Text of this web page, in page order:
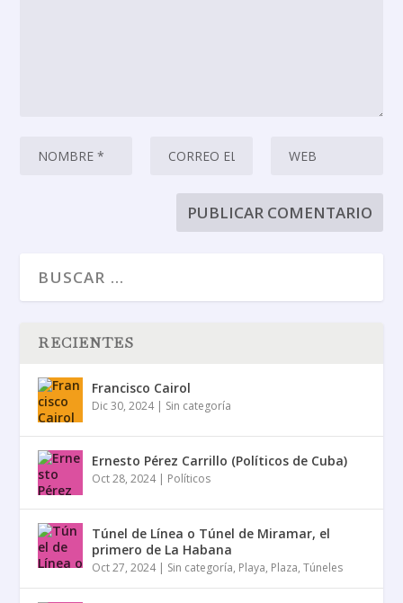
RECIENTES
Francisco Cairol
Dic 30, 2024| Sin categoría
Ernesto Pérez Carrillo (Políticos de Cuba)
Oct 28, 2024| Políticos
Túnel de Línea o Túnel de Miramar, el
primero de La Habana
Oct 27, 2024| Sin categoría, Playa, Plaza,Túneles